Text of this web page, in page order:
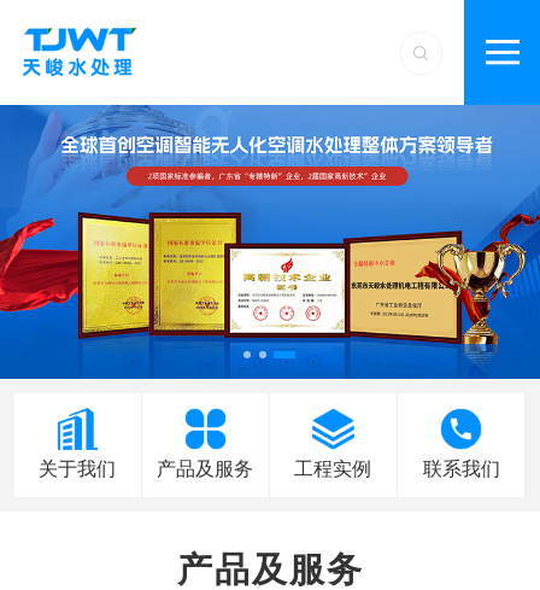
关于我们 产品及服务 工程实例 联系我们
产品及服务